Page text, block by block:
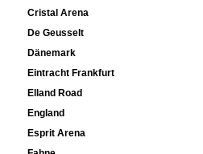
Cristal Arena
De Geusselt
Dänemark
Eintracht Frankfurt
Elland Road
England
Esprit Arena